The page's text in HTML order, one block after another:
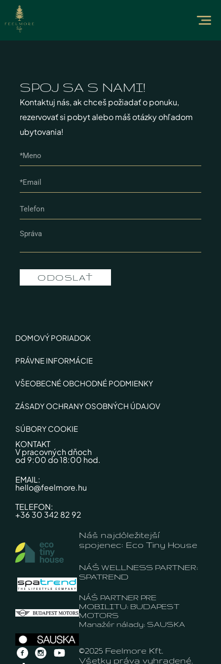
SPOJ SA S NAMI!​
Kontaktuj nás, ak chceš požiadať o ponuku,
rezervovať si pobyt alebo máš otázky ohľadom
ubytovania!
ODOSLAŤ
DOMOVÝ PORIADOK
PRÁVNE INFORMÁCIE
VŠEOBECNÉ OBCHODNÉ PODMIENKY
ZÁSADY OCHRANY OSOBNÝCH ÚDAJOV
SÚBORY COOKIE
KONTAKT
V pracovných dňoch
od 9:00 do 18:00 hod.
EMAIL:
hello@feelmore.hu
TELEFON:
+36 30 342 82 92
Náš najdôležitejší
spojenec: Eco Tiny House
NÁŠ WELLNESS PARTNER:
SPATREND
NÁŠ PARTNER PRE
MOBILITU: BUDAPEST
MOTORS
Manažér nálady: SAUSKA
©2025 Feelmore Kft.
Všetky práva vyhradené.